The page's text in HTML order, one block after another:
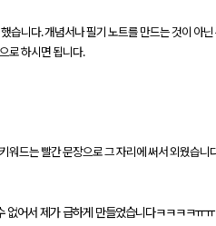
습니다. 개념서나 필기 노트를 만드는 것이 아
로 하시면 됩니다.
워드는 빨간 문장으로 그 자리에 써서 외웠습
없어서 제가 급하게 만들었습니다ㅋㅋㅋㅋㅠㅠ